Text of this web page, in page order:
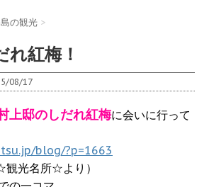
の観光 >
れ紅梅！
08/17
上邸のしだれ紅梅に会いに行って
blog/?p=1663
観光名所☆より）